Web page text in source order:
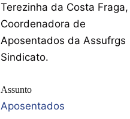
Terezinha da Costa Fraga,
Coordenadora de
Aposentados da Assufrgs
Sindicato.
Assunto
Aposentados